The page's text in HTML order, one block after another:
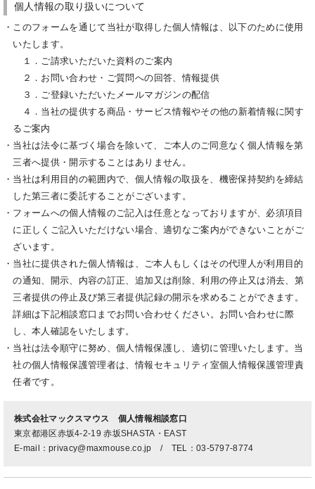
個人情報の取り扱いについて
・このフォームを通じて当社が取得した個人情報は、以下のために使用
いたします。
１．ご請求いただいた資料のご案内
２．お問い合わせ・ご質問への回答、情報提供
３．ご登録いただいたメールマガジンの配信
４．当社の提供する商品・サービス情報やその他の新着情報に関す
るご案内
・当社は法令に基づく場合を除いて、ご本人のご同意なく個人情報を第
三者へ提供・開示することはありません。
・当社は利用目的の範囲内で、個人情報の取扱を、機密保持契約を締結
した第三者に委託することがございます。
・フォームへの個人情報のご記入は任意となっておりますが、必須項目
に正しくご記入いただけない場合、適切なご案内ができないことがご
ざいます。
・当社に提供された個人情報は、ご本人もしくはその代理人が利用目的
の通知、開示、内容の訂正、追加又は削除、利用の停止又は消去、第
三者提供の停止及び第三者提供記録の開示を求めることができます。
詳細は下記相談窓口までお問い合わせください。お問い合わせに際
し、本人確認をいたします。
・当社は法令順守に努め、個人情報保護し、適切に管理いたします。当
社の個人情報保護管理者は、情報セキュリティ室個人情報保護管理責
任者です。
株式会社マックスマウス 個人情報相談窓口
東京都港区赤坂4-2-19 赤坂SHASTA・EAST
E-mail：privacy@maxmouse.co.jp /TEL：03-5797-8774